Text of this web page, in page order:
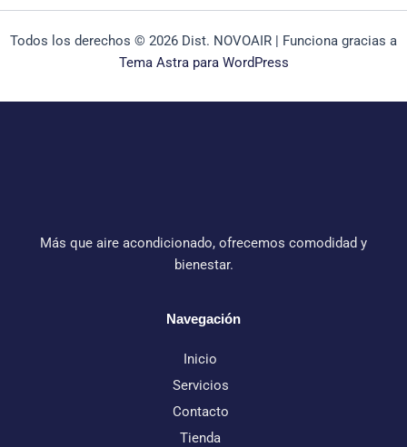
Todos los derechos © 2026 Dist. NOVOAIR | Funciona gracias a
Tema Astra para WordPress
Más que aire acondicionado, ofrecemos comodidad y
bienestar.
Navegación
Inicio
Servicios
Contacto
Tienda